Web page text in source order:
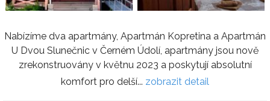
Nabízíme dva apartmány, Apartmán Kopretina a Apartmán
U Dvou Slunečnic v Černém Údolí, apartmány jsou nově
zrekonstruovány v květnu 2023 a poskytují absolutní
komfort pro delší... zobrazit detail